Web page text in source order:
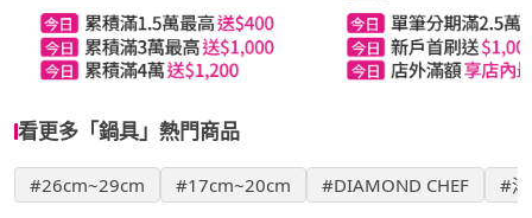
看更多「鍋具」熱門商品
#26cm~29cm #17cm~20cm #DIAMOND CHEF #